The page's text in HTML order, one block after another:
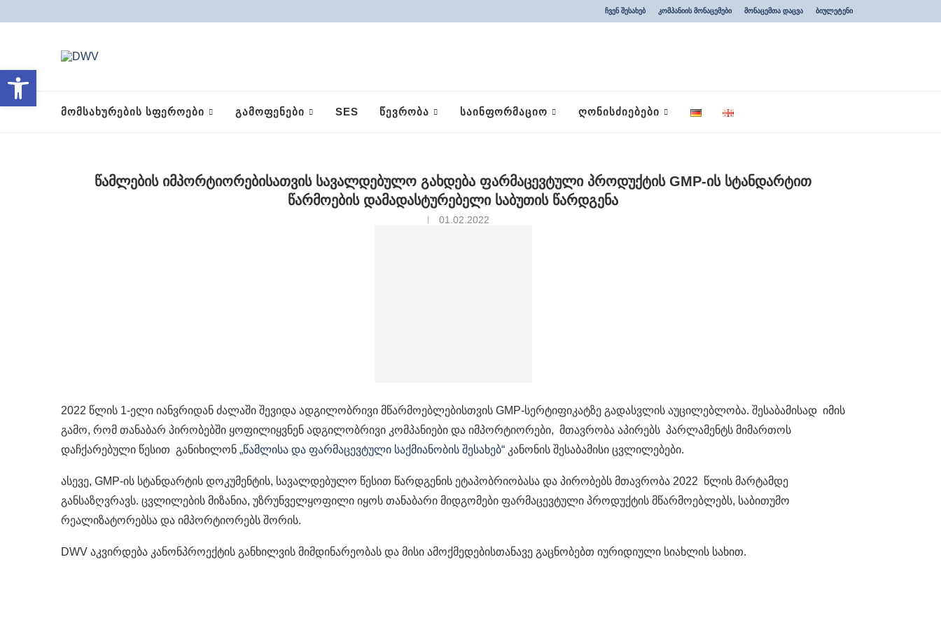
Open toolbar
ჩვენ შესახებ კომპანიის მონაცემები მონაცემთა დაცვა ბიულეტენი
ᲛᲝᲛᲡᲐᲮᲣᲠᲔᲑᲘᲡ ᲡᲤᲔᲠᲝᲔᲑᲘ ᲒᲐᲛᲝᲤᲔᲜᲔᲑᲘ SES ᲬᲔᲕᲠᲝᲑᲐ ᲡᲐᲘᲜᲤᲝᲠᲛᲐᲪᲘᲝ ᲦᲝᲜᲘᲡᲫᲘᲔᲑᲔᲑᲘ
წამლების იმპორტიორებისათვის სავალდებულო გახდება ფარმაცევტული პროდუქტის GMP-ის სტანდარტით
წარმოების დამადასტურებელი საბუთის წარდგენა
01.02.2022
2022 წლის 1-ელი იანვრიდან ძალაში შევიდა ადგილობრივი მწარმოებლებისთვის GMP-სერტიფიკატზე გადასვლის აუცილებლობა. შესაბამისად იმის
გამო, რომ თანაბარ პირობებში ყოფილიყვნენ ადგილობრივი კომპანიები და იმპორტიორები, მთავრობა აპირებს პარლამენტს მიმართოს
დაჩქარებული წესით განიხილონ „წამლისა და ფარმაცევტული საქმიანობის შესახებ“ კანონის შესაბამისი ცვლილებები.
ასევე, GMP-ის სტანდარტის დოკუმენტის, სავალდებულო წესით წარდგენის ეტაპობრიობასა და პირობებს მთავრობა 2022 წლის მარტამდე
განსაზღვრავს. ცვლილების მიზანია, უზრუნველყოფილი იყოს თანაბარი მიდგომები ფარმაცევტული პროდუქტის მწარმოებლებს, საბითუმო
რეალიზატორებსა და იმპორტიორებს შორის.
DWV აკვირდება კანონპროექტის განხილვის მიმდინარეობას და მისი ამოქმედებისთანავე გაცნობებთ იურიდიული სიახლის სახით.